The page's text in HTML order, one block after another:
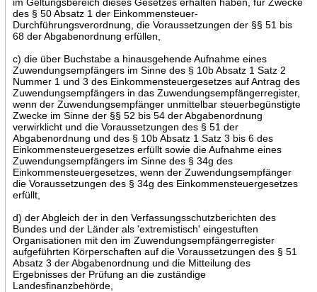
des § 50 Absatz 1 der Einkommensteuer-
Durchführungsverordnung, die Voraussetzungen der §§ 51 bis
68 der Abgabenordnung erfüllen,
c) die über Buchstabe a hinausgehende Aufnahme eines
Zuwendungsempfängers im Sinne des § 10b Absatz 1 Satz 2
Nummer 1 und 3 des Einkommensteuergesetzes auf Antrag des
Zuwendungsempfängers in das Zuwendungsempfängerregister,
wenn der Zuwendungsempfänger unmittelbar steuerbegünstigte
Zwecke im Sinne der §§ 52 bis 54 der Abgabenordnung
verwirklicht und die Voraussetzungen des § 51 der
Abgabenordnung und des § 10b Absatz 1 Satz 3 bis 6 des
Einkommensteuergesetzes erfüllt sowie die Aufnahme eines
Zuwendungsempfängers im Sinne des § 34g des
Einkommensteuergesetzes, wenn der Zuwendungsempfänger
die Voraussetzungen des § 34g des Einkommensteuergesetzes
erfüllt,
d) der Abgleich der in den Verfassungsschutzberichten des
Bundes und der Länder als 'extremistisch' eingestuften
Organisationen mit den im Zuwendungsempfängerregister
aufgeführten Körperschaften auf die Voraussetzungen des § 51
Absatz 3 der Abgabenordnung und die Mitteilung des
Ergebnisses der Prüfung an die zuständige
Landesfinanzbehörde,